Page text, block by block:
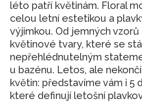
léto patří květinám. Floral
celou letní estetikou a
výjimkou. Od jemných vzorů
květinové tvary, které se
nepřehlédnutelným
u bazénu. Letos, ale
květin: představíme vám i 5
které definují letošní